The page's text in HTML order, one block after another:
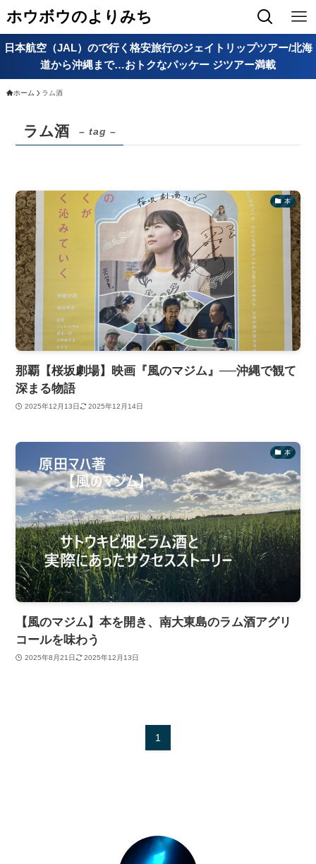
ホウボウのよりみち
日本航空（JAL）ので行く格安旅行のジェイトリップツアー/北海
道から沖縄まで…おトクなパッケー ジツアー満載
ホーム ラム酒
ラム酒 – tag –
本
那覇【桜坂劇場】映画『風のマジム』──沖縄で観て
深まる物語
2025年12月13日 2025年12月14日
本
【風のマジム】本を開き、南大東島のラム酒アグリ
コールを味わう
2025年8月21日 2025年12月13日
1